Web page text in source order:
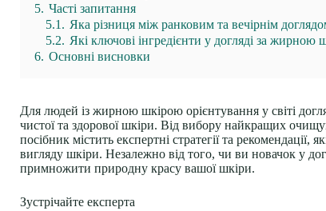
5. Часті запитання
5.1. Яка різниця між ранковим та вечірнім
5.2. Які ключові інгредієнти у догляді за жирною
6. Основні висновки
Для людей із жирною шкірою орієнтування у світі
чистої та здорової шкіри. Від вибору найкращих
посібник містить експертні стратегії та
вигляду шкіри. Незалежно від того, чи ви новачок у
примножити природну красу вашої шкіри.
Зустрічайте експерта